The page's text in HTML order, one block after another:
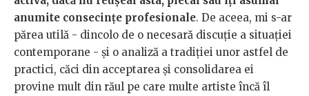
anumite consecințe profesionale. De aceea, mi s-ar
părea utilă - dincolo de o necesară discuție a situației
contemporane - și o analiză a tradiției unor astfel de
practici, căci din acceptarea și consolidarea ei
provine mult din răul pe care multe artiste încă îl